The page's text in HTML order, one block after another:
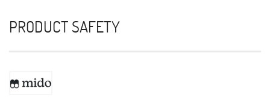
PRODUCT SAFETY